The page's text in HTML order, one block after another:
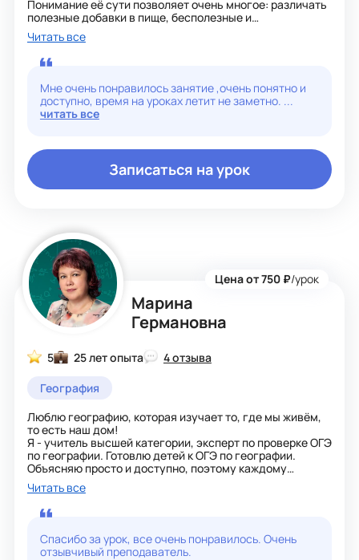
Понимание её сути позволяет очень многое: различать
полезные добавки в пище, бесполезные и
небезопасные, понимать роль удобрений для растений
и роль лекарств для человека. Кроме того, это ещё и
очень интересно. :)
Понимание химии - универсальный ключ к знаниям в
этой области. Это позволяет решать любые
практические и теоретические задачи, от школьного до
олимпиадного уровня.
Читать все
Мне очень понравилось занятие ,очень понятно и
доступно, время на уроках летит не заметно. ...
читать все
Записаться на урок
Марина
Германовна
Цена от 750 ₽/урок
5 25 лет опыта
4 отзыва
География
Люблю географию, которая изучает то, где мы живём,
то есть наш дом!
Я - учитель высшей категории, эксперт по проверке ОГЭ
по географии. Готовлю детей к ОГЭ по географии.
Объясняю просто и доступно, поэтому каждому
понятно. Работаю по УМК Сферы; и Полярная звезда
Рубрика А знаете ли вы, что...; в конце урока расширит
ваш кругозор.
Читать все
Спасибо за урок, все очень понравилось. Очень
отзывчивый преподаватель.